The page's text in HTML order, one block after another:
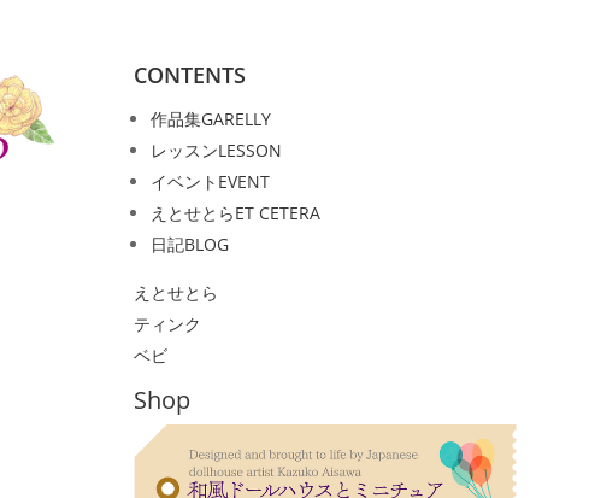
CONTENTS
作品集GARELLY
レッスンLESSON
イベント EVENT
えとせとらET CETERA
日記BLOG
えとせとら
ティンク
ベビ
Shop